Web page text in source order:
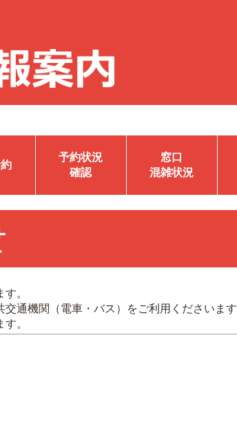
予約状況
確認
窓口
混雑状況
。
交通機関（電車・バス）をご利用くださいます
。